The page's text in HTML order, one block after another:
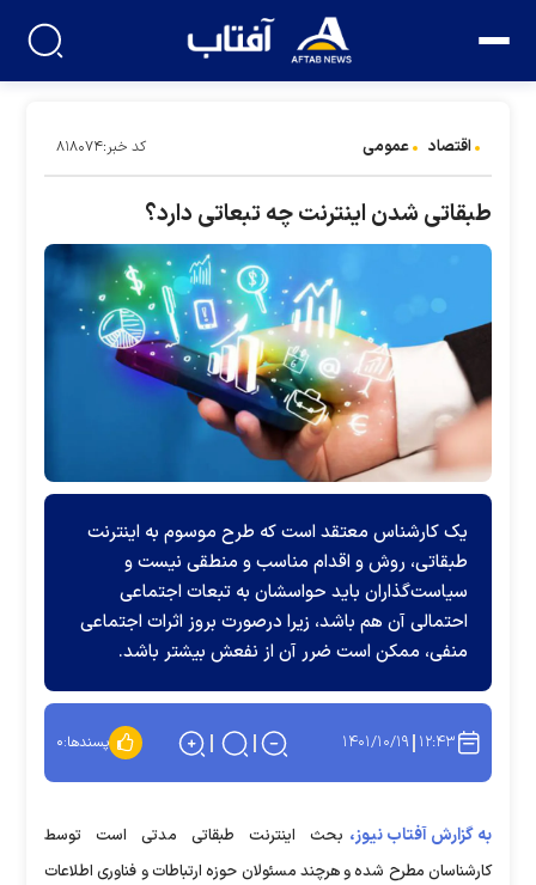
اقتصاد عمومی کد خبر:۸۱۸۰۷۴
طبقاتی شدن اینترنت چه تبعاتی دارد؟
یک کارشناس معتقد است که طرح موسوم به اینترنت
طبقاتی، روش و اقدام مناسب و منطقی نیست و
سیاست‌گذاران باید حواسشان به تبعات اجتماعی
احتمالی آن هم باشد، زیرا درصورت بروز اثرات اجتماعی
منفی، ممکن است ضرر آن از نفعش بیشتر باشد.
۱۲:۴۳ ۱۴۰۱/۱۰/۱۹ پسندها:۰
به گزارش آفتاب نیوز، بحث اینترنت طبقاتی مدتی است توسط
کارشناسان مطرح شده و هرچند مسئولان حوزه ارتباطات و فناوری اطلاعات